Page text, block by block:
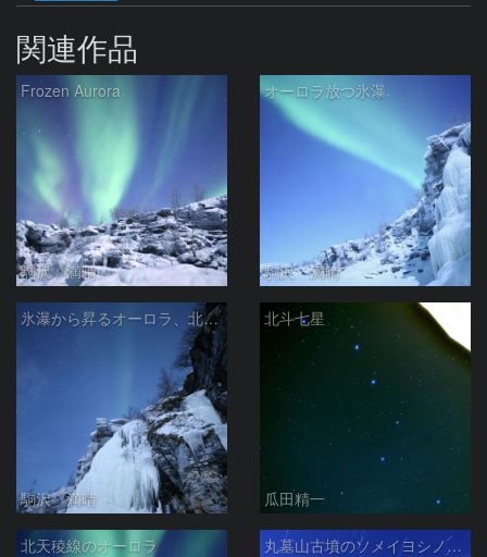
関連作品
Frozen Aurora
駒沢 満晴
オーロラ放つ氷瀑
駒沢 満晴
氷瀑から昇るオーロラ、北斗七星
駒沢 満晴
北斗七星
瓜田精一
北天稜線のオーロラ 丸墓山古墳のソメイヨシノと北斗七星